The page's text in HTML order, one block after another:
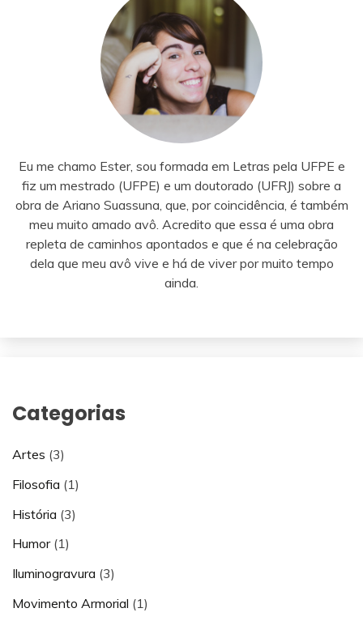
Eu me chamo Ester, sou formada em Letras pela UFPE e
fiz um mestrado (UFPE) e um doutorado (UFRJ) sobre a
obra de Ariano Suassuna, que, por coincidência, é também
meu muito amado avô. Acredito que essa é uma obra
repleta de caminhos apontados e que é na celebração
dela que meu avô vive e há de viver por muito tempo
ainda.
Categorias
Artes (3)
Filosofia (1)
História (3)
Humor(1)
Iluminogravura (3)
Movimento Armorial (1)